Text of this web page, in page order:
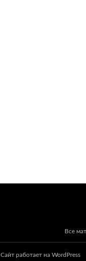
Все
Сайт работает на WordPress